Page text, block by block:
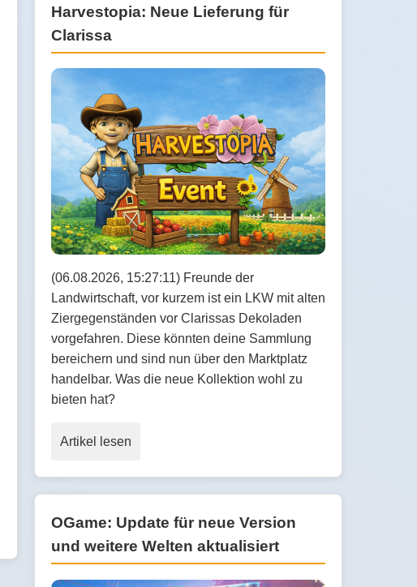
Harvestopia: Neue Lieferung für
Clarissa
(06.08.2026, 15:27:11) Freunde der
Landwirtschaft, vor kurzem ist ein LKW mit alten
Ziergegenständen vor Clarissas Dekoladen
vorgefahren. Diese könnten deine Sammlung
bereichern und sind nun über den Marktplatz
handelbar. Was die neue Kollektion wohl zu
bieten hat?
Artikel lesen
OGame: Update für neue Version
und weitere Welten aktualisiert